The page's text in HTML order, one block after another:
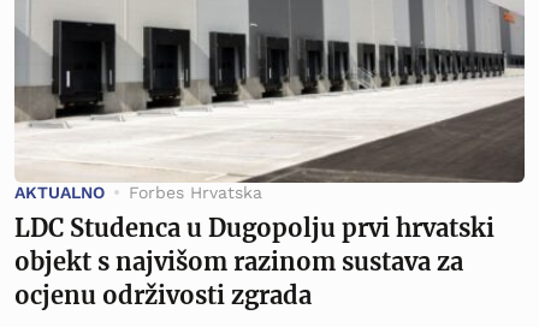
AKTUALNO Forbes Hrvatska
LDC Studenca u Dugopolju prvi hrvatski
objekt s najvišom razinom sustava za
ocjenu održivosti zgrada